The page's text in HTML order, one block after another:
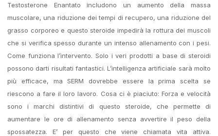
Testosterone Enantato includono un aumento della massa
muscolare, una riduzione dei tempi di recupero, una riduzione del
grasso corporeo e questo steroide impedirà la rottura dei muscoli
che si verifica spesso durante un intenso allenamento con i pesi.
Come funziona l’intervento. Solo i veri prodotti a base di steroidi
possono darti risultati fantastici. L’intelligenza artificiale sarà molto
più efficace, ma SERM dovrebbe essere la prima scelta se
riescono a fare il loro lavoro. Cosa ci è piaciuto: Forza e velocità
sono i marchi distintivi di questo steroide, che permette di
aumentare le ore di allenamento senza avvertire il peso della
spossatezza. E’ per questo che viene chiamata vita attiva.